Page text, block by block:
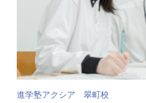
進学塾アクシア 翠町校